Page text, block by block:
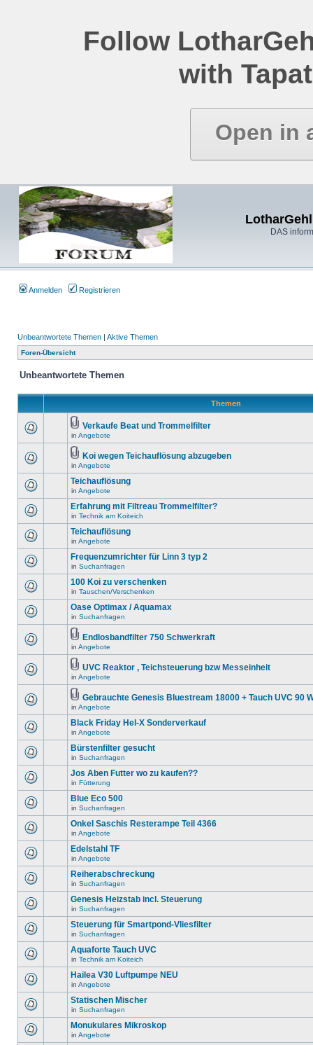
Follow
with
Open in
DAS
Anmelden Registrieren
Unbeantwortete Themen | Aktive Themen
Foren-Übersicht
Unbeantwortete Themen
Themen
Verkaufe Beat und Trommelfilter
in Angebote
Koi wegen Teichauflösung abzugeben
in Angebote
Teichauflösung
in Angebote
Erfahrung mit Filtreau Trommelfilter?
in Technik am Koiteich
Teichauflösung
in Angebote
Frequenzumrichter für Linn 3 typ 2
in Suchanfragen
100 Koi zu verschenken
in Tauschen/Verschenken
Oase Optimax / Aquamax
in Suchanfragen
Endlosbandfilter 750 Schwerkraft
in Angebote
UVC Reaktor , Teichsteuerung bzw Messeinheit
in Angebote
Gebrauchte Genesis Bluestream 18000 + Tauch UVC 90
in Angebote
Black Friday Hel-X Sonderverkauf
in Angebote
Bürstenfilter gesucht
in Suchanfragen
Jos Aben Futter wo zu kaufen??
in Fütterung
Blue Eco 500
in Suchanfragen
Onkel Saschis Resterampe Teil 4366
in Angebote
Edelstahl TF
in Angebote
Reiherabschreckung
in Suchanfragen
Genesis Heizstab incl. Steuerung
in Suchanfragen
Steuerung für Smartpond-Vliesfilter
in Suchanfragen
Aquaforte Tauch UVC
in Technik am Koiteich
Hailea V30 Luftpumpe NEU
in Angebote
Statischen Mischer
in Suchanfragen
Monukulares Mikroskop
in Angebote